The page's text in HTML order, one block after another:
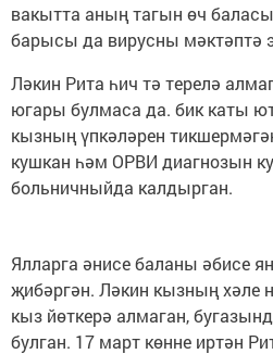
вакытта аның тагын өч
барысы да вирусны мәктәптә
Ләкин Рита һич тә терелә
югары булмаса да. бик каты
кызның үпкәләрен
кушкан һәм ОРВИ диагнозын
больничныйда калдырган.
Ялларга әнисе баланы әбисе
җибәргән. Ләкин кызның хәле
кыз йөткерә алмаган,
булган. 17 март көнне иртән